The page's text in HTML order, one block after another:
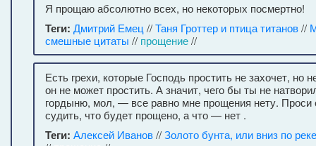
Я прощаю абсолютно всех, но некоторых посмертно!
Теги: Дмитрий Емец //Таня Гроттер и птица титанов//
смешные цитаты // прощение//
Есть грехи, которые Господь простить не захочет, но
он не может простить. А значит, чего бы ты не
гордыню, мол, — все равно мне прощения нету. Проси
судить, что будет прощено, а что — нет .
Теги: Алексей Иванов//Золото бунта, или вниз по